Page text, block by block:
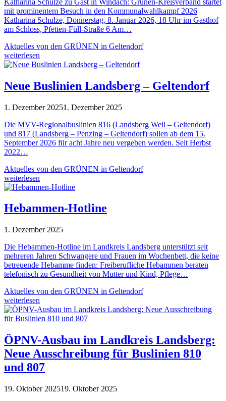
mit prominentem Besuch in den Kommunalwahlkampf 2026
Katharina Schulze, Donnerstag, 8. Januar 2026, 18 Uhr im Gasthof
am Schloss, Pfetten-Füll-Straße 6 Am…
Aktuelles von den GRÜNEN in Geltendorf
weiterlesen
Neue Buslinien Landsberg – Geltendorf
1. Dezember 20251. Dezember 2025
Die MVV-Regionalbuslinien 816 (Landsberg Weil – Geltendorf)
und 817 (Landsberg – Penzing – Geltendorf) sollen ab dem 15.
September 2026 für acht Jahre neu vergeben werden. Seit Herbst
2022…
Aktuelles von den GRÜNEN in Geltendorf
weiterlesen
Hebammen-Hotline
1. Dezember 2025
Die Hebammen-Hotline im Landkreis Landsberg unterstützt seit
mehreren Jahren Schwangere und Frauen im Wochenbett, die keine
betreuende Hebamme finden: Freiberufliche Hebammen beraten
telefonisch zu Gesundheit von Mutter und Kind, Pflege…
Aktuelles von den GRÜNEN in Geltendorf
weiterlesen
ÖPNV-Ausbau im Landkreis Landsberg:
Neue Ausschreibung für Buslinien 810
und 807
19. Oktober 202519. Oktober 2025